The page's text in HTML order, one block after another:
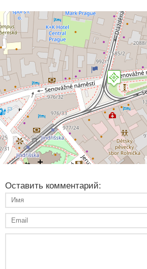
Оставить комментарий: